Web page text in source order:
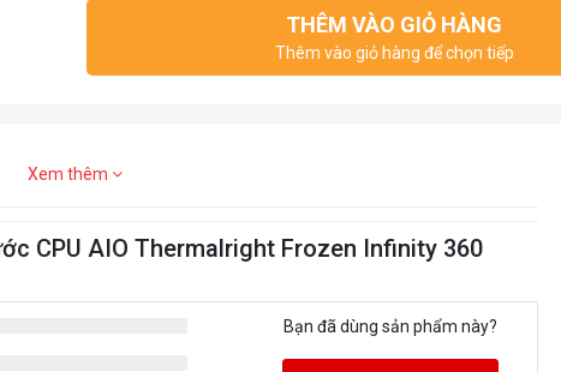
THÊM VÀO GIỎ HÀNG
Thêm vào giỏ hàng để chọn tiếp
Xem thêm
CPU AIO Thermalright Frozen Infinity 360
Bạn đã dùng sản phẩm này?